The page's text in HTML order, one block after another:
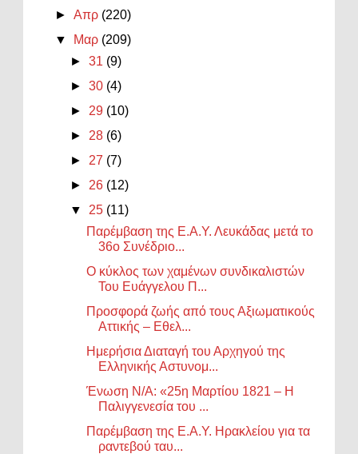
►Απρ (220)
▼
Μαρ (209)
►31 (9)
►30 (4)
► 29 (10)
► 28 (6)
► 27 (7)
► 26 (12)
▼ 25 (11)
Παρέμβαση της Ε.Α.Υ. Λευκάδας μετά το
36ο Συνέδριο...
Ο κύκλος των χαμένων συνδικαλιστών
Του Ευάγγελου Π...
Προσφορά ζωής από τους Αξιωματικούς
Αττικής – Εθελ...
Ημερήσια Διαταγή του Αρχηγού της
Ελληνικής Αστυνομ...
Ένωση Ν/Α: «25η Μαρτίου 1821 – Η
Παλιγγενεσία του ...
Παρέμβαση της Ε.Α.Υ. Ηρακλείου για τα
ραντεβού ταυ...